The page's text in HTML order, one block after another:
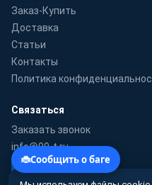
Заказ-Купить
Доставка
Статьи
Контакты
Политика
Связаться
Заказать звонок
info@99-t.ru
WhatsApp